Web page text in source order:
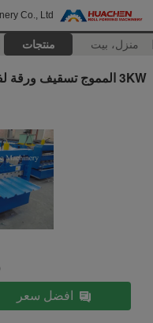
Co., Ltd.
منزل، بيت منتجات
3KW المموج تسقيف ورقة لفة تشكيل آلة مطلية بالكروم
افضل سعر